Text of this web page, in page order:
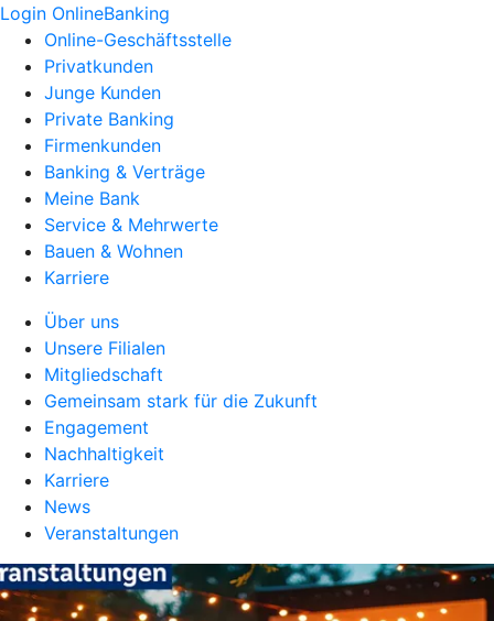
Login OnlineBanking
Online-Geschäftsstelle
Privatkunden
Junge Kunden
Private Banking
Firmenkunden
Banking & Verträge
Meine Bank
Service & Mehrwerte
Bauen & Wohnen
Karriere
Über uns
Unsere Filialen
Mitgliedschaft
Gemeinsam stark für die Zukunft
Engagement
Nachhaltigkeit
Karriere
News
Veranstaltungen